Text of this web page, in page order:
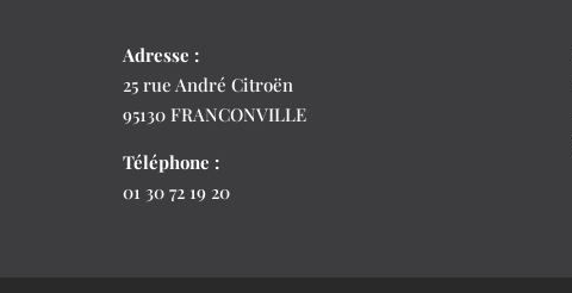
Adresse :
25 rue André Citroën
95130 FRANCONVILLE
Téléphone :
01 30 72 19 20